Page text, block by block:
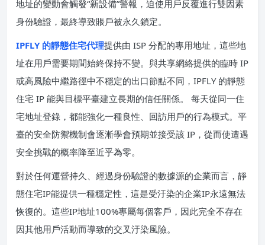
地址的變動會觸發“新設備”警報，迫使用戶反覆進行雙因素
身份驗證，最終導致賬戶被永久鎖定。
IPFLY 的靜態住宅代理提供由 ISP 分配的專用地址，這些地
址在用戶需要期間始終保持不變。與共享網絡提供的臨時 IP
或高風險中繼路徑中不穩定的出口節點不同，IPFLY 的靜態
住宅 IP 能與目標平臺建立長期的信任關係。 每天從同一住
宅地址登錄，都能強化一種良性、回訪用戶的行為模式。平
臺的安全防禦機制會逐漸學會預期並接受該 IP，從而使遭遇
安全挑戰的概率降至近乎為零。
對於任何運營持久、經過身份驗證的數據源的企業而言，靜
態住宅IP能提供一種穩定性，這是受汙染的企業IP永遠無法
恢復的。這些IP地址100%專屬每個客戶，因此完全不存在
因其他用戶活動而導致的交叉汙染風險。